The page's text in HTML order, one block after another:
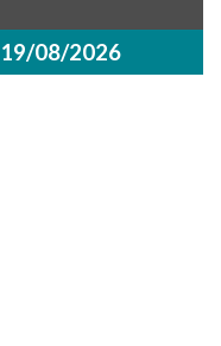
19/08/2026